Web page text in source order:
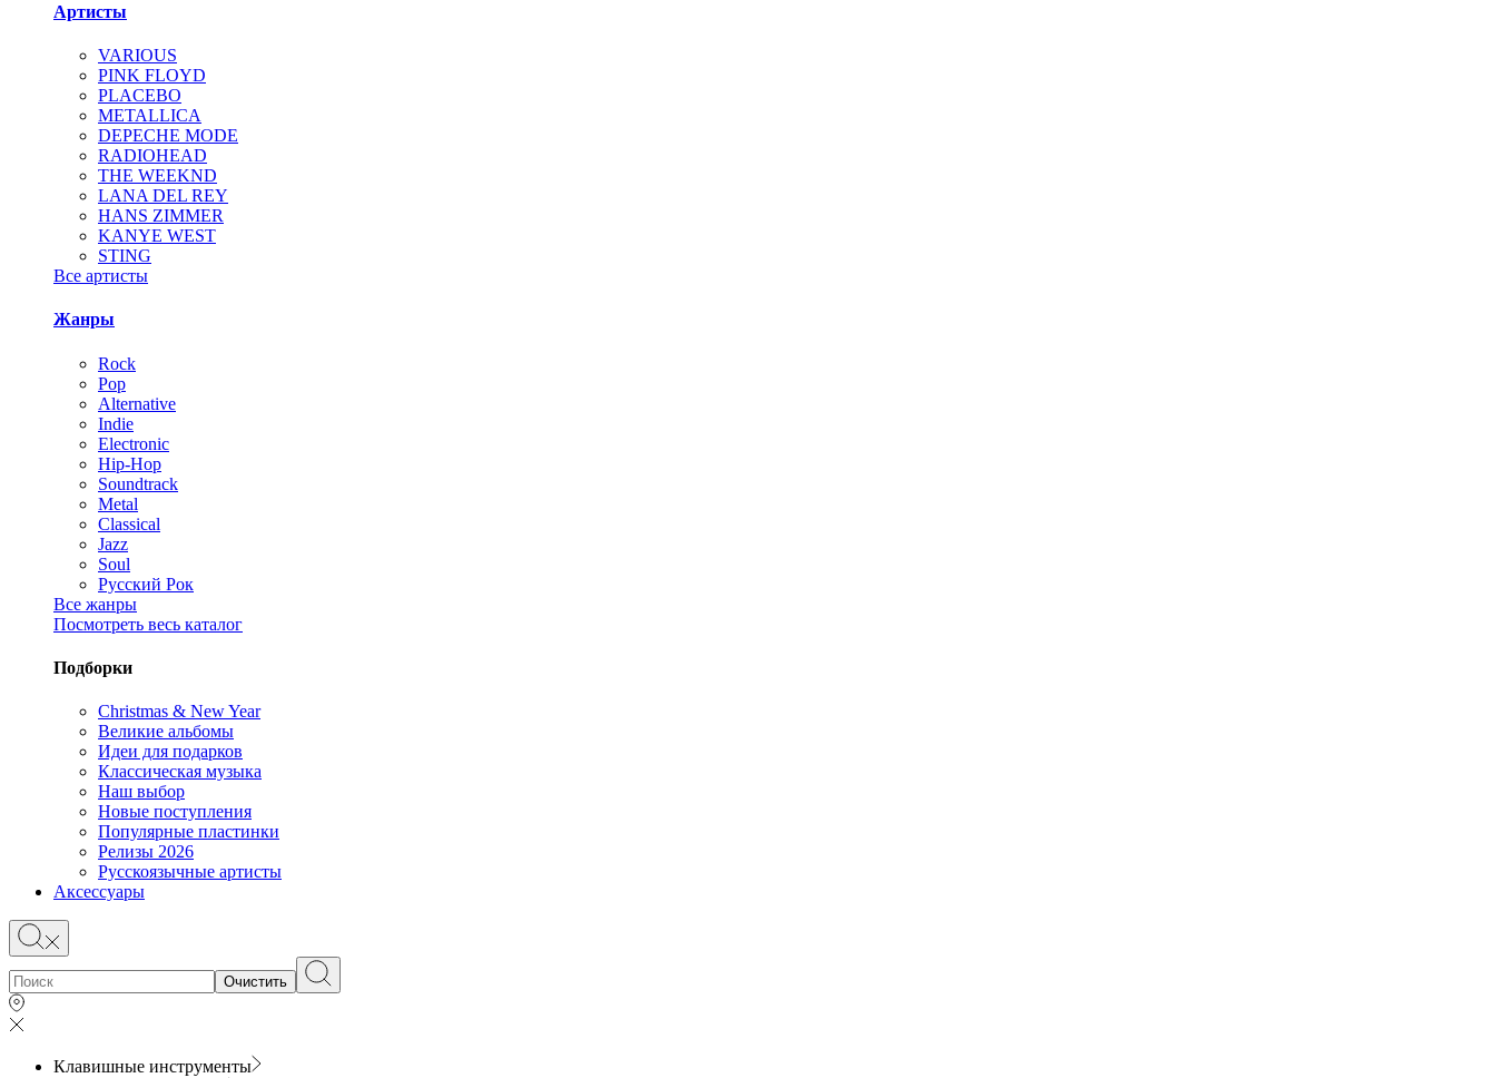
Артисты
VARIOUS
PINK FLOYD
PLACEBO
METALLICA
DEPECHE MODE
RADIOHEAD
THE WEEKND
LANA DEL REY
HANS ZIMMER
KANYE WEST
STING
Все артисты
Жанры
Rock
Pop
Alternative
Indie
Electronic
Hip-Hop
Soundtrack
Metal
Classical
Jazz
Soul
Русский Рок
Все жанры
Посмотреть весь каталог
Подборки
Christmas & New Year
Великие альбомы
Идеи для подарков
Классическая музыка
Наш выбор
Новые поступления
Популярные пластинки
Релизы 2026
Русскоязычные артисты
Аксессуары
Очистить
Клавишные инструменты